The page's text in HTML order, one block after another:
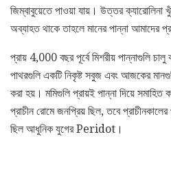
জিম্বাবুয়েতে পাওয়া যায়। উত্তর ক্যারোলিনা
অব্যাহত থাকে তাহলে মানের পান্না আমাদের
প্রায় 4,000 বছর পূর্বে মিশরীয় পান্নাগুলি
পাথরগুলি একটি নিকৃষ্ট সবুজ এবং আজকের
করা হয়। মমিগুলি প্রায়ই পান্না দিয়ে
প্রাচীন রোমে জনপ্রিয় ছিল, তবে
ছিল আধুনিক যুগের Peridot।